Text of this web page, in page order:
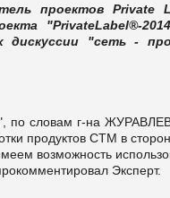
проектов Private
"PrivateLabel®-
дискуссии "сеть -
по словам г-на
продуктов СТМ в
возможность
Эксперт.